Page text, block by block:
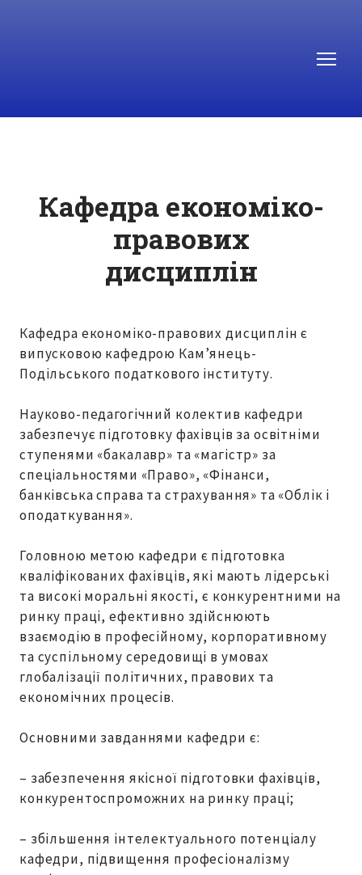
Кафедра економіко-
правових
дисциплін
Кафедра економіко-правових дисциплін є
випусковою кафедрою Кам’янець-
Подільського податкового інституту.
Науково-педагогічний колектив кафедри
забезпечує підготовку фахівців за освітніми
ступенями «бакалавр» та «магістр» за
спеціальностями «Право», «Фінанси,
банківська справа та страхування» та «Облік і
оподаткування».
Головною метою кафедри є підготовка
кваліфікованих фахівців, які мають лідерські
та високі моральні якості, є конкурентними на
ринку праці, ефективно здійснюють
взаємодію в професійному, корпоративному
та суспільному середовищі в умовах
глобалізації політичних, правових та
економічних процесів.
Основними завданнями кафедри є:
– забезпечення якісної підготовки фахівців,
конкурентоспроможних на ринку праці;
– збільшення інтелектуального потенціалу
кафедри, підвищення професіоналізму